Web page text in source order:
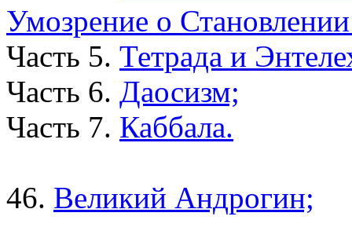
Умозрение о
Часть 5. Тетрада и
Часть 6. Даосизм;
Часть 7. Каббала.
46. Великий Андрогин;